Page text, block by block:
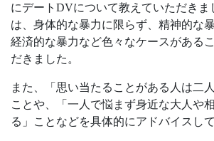
にデートDVについて教えていただきま
は、身体的な暴力に限らず、精神的な
経済的な暴力など色々なケースがある
だきました。
また、「思い当たることがある人は二
ことや、「一人で悩まず身近な大人や
る」ことなどを具体的にアドバイスし